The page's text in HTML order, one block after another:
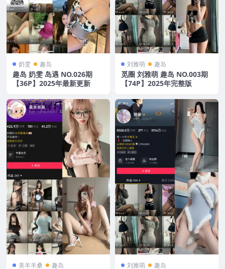
奶雯 趣岛
趣岛 奶雯 岛遇 NO.026期
【36P】2025年最新更新
刘雅萌 趣岛
觅圈 刘雅萌 趣岛 NO.003期
【74P】2025年完整版
美羊羊桑 趣岛 刘雅萌 趣岛